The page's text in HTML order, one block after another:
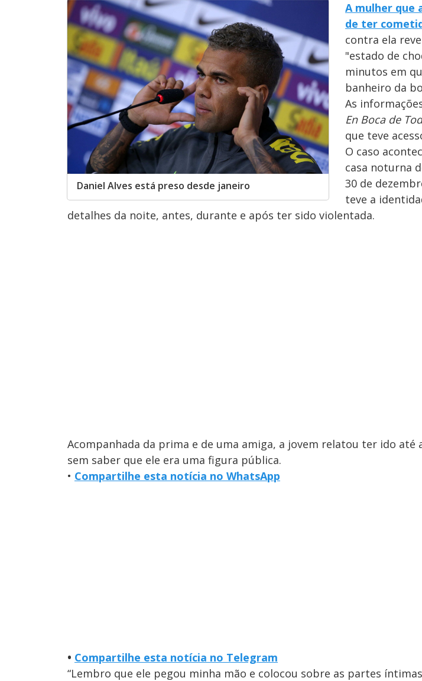
Daniel Alves está preso desde janeiro
A mulher que
de ter
contra ela
"estado de
minutos em
banheiro da
As
En Boca de
que teve
O caso
casa noturna
30 de
teve a
detalhes da noite, antes, durante e após ter sido violentada.
Acompanhada da prima e de uma amiga, a jovem relatou ter ido até
sem saber que ele era uma figura pública.
• Compartilhe esta notícia no WhatsApp
• Compartilhe esta notícia no Telegram
“Lembro que ele pegou minha mão e colocou sobre as partes